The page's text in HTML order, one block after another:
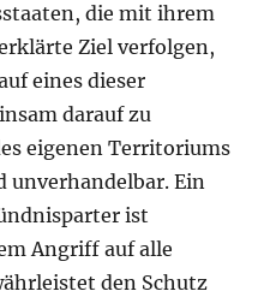
die mit ihrem
Ziel verfolgen,
eines dieser
darauf zu
eigenen Territoriums
unverhandelbar. Ein
ist
Angriff auf alle
den Schutz